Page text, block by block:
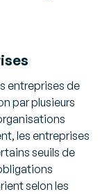
entreprises de
par plusieurs
les entreprises
seuils de
selon les